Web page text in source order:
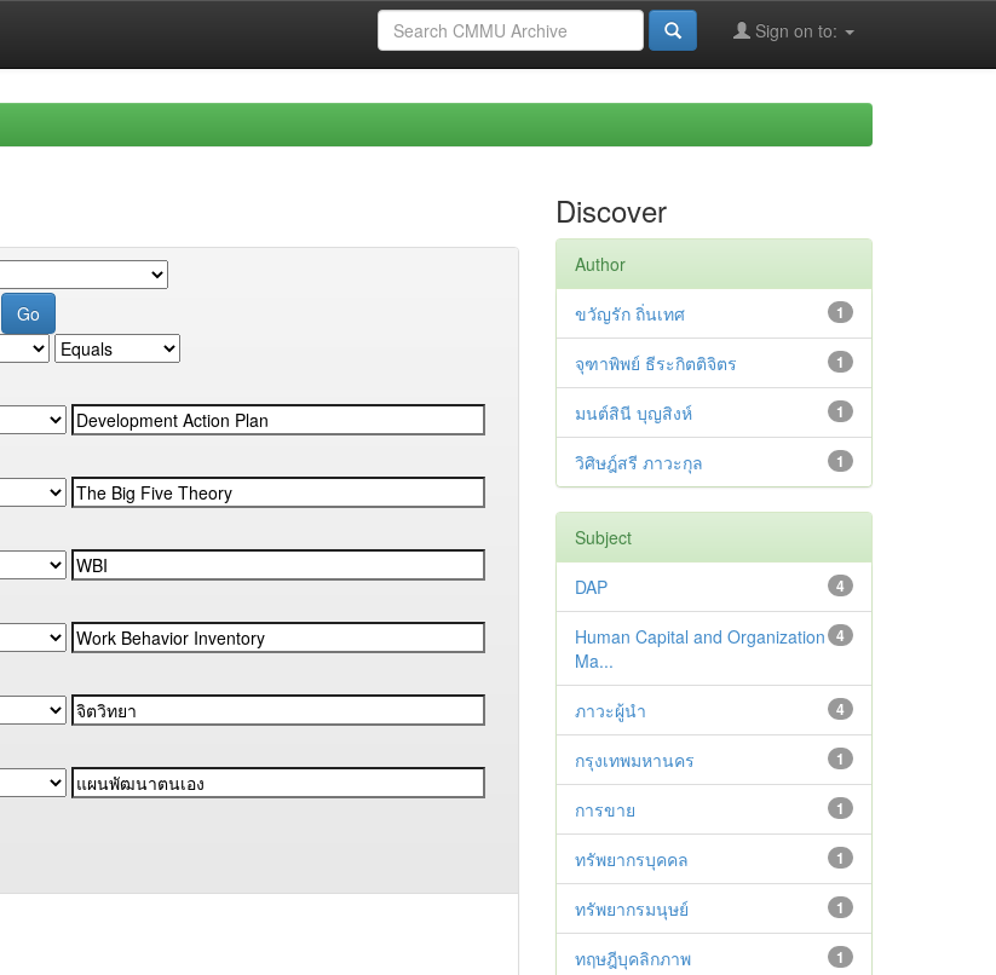
Sign on to:
Discover
Author
1
ขวัญรัก ถิ่นเทศ
1
จุฑาพิพย์ ธีระกิตติจิตร
1
มนต์สินี บุญสิงห์
1
วิศิษฎ์สรี ภาวะกุล
Subject
4
DAP
4
Human Capital and Organization
Ma...
4
ภาวะผู้นำ
1
กรุงเทพมหานคร
1
การขาย
1
ทรัพยากรบุคคล
1
ทรัพยากรมนุษย์
1
ทฤษฎีบุคลิกภาพ